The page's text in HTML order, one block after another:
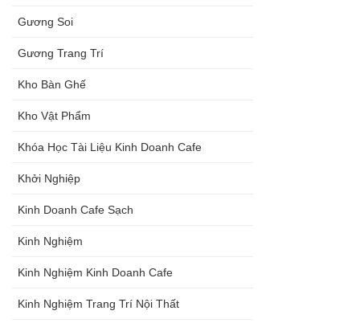
Gương Soi
Gương Trang Trí
Kho Bàn Ghế
Kho Vật Phẩm
Khóa Học Tài Liệu Kinh Doanh Cafe
Khởi Nghiệp
Kinh Doanh Cafe Sạch
Kinh Nghiệm
Kinh Nghiệm Kinh Doanh Cafe
Kinh Nghiệm Trang Trí Nội Thất